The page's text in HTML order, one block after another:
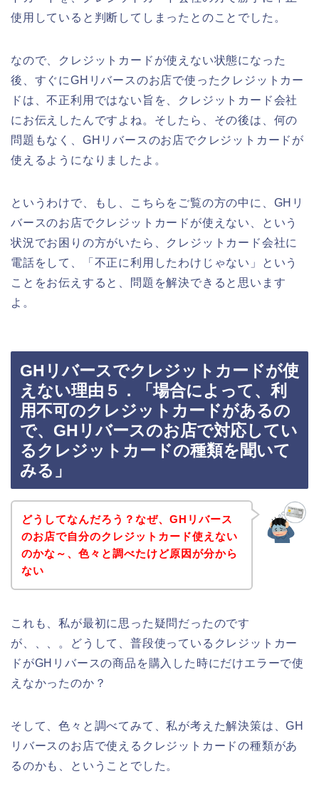
使用していると判断してしまったとのことでした。
なので、クレジットカードが使えない状態になった
後、すぐにGHリバースのお店で使ったクレジットカー
ドは、不正利用ではない旨を、クレジットカード会社
にお伝えしたんですよね。そしたら、その後は、何の
問題もなく、GHリバースのお店でクレジットカードが
使えるようになりましたよ。
というわけで、もし、こちらをご覧の方の中に、GHリ
バースのお店でクレジットカードが使えない、という
状況でお困りの方がいたら、クレジットカード会社に
電話をして、「不正に利用したわけじゃない」という
ことをお伝えすると、問題を解決できると思います
よ。
GHリバースでクレジットカードが使
えない理由５．「場合によって、利
用不可のクレジットカードがあるの
で、GHリバースのお店で対応してい
るクレジットカードの種類を聞いて
みる」
どうしてなんだろう？なぜ、GHリバース
のお店で自分のクレジットカード使えない
のかな～、色々と調べたけど原因が分から
ない
これも、私が最初に思った疑問だったのです
が、、、。どうして、普段使っているクレジットカー
ドがGHリバースの商品を購入した時にだけエラーで使
えなかったのか？
そして、色々と調べてみて、私が考えた解決策は、GH
リバースのお店で使えるクレジットカードの種類があ
るのかも、ということでした。